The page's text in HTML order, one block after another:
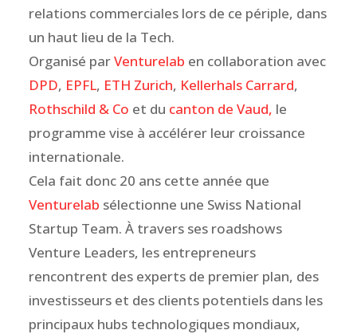
relations commerciales lors de ce périple, dans
un haut lieu de la Tech.
Organisé parVenturelab en collaboration avec
DPD, EPFL, ETH Zurich, Kellerhals Carrard,
Rothschild & Co et du canton de Vaud, le
programme vise à accélérer leur croissance
internationale.
Cela fait donc 20 ans cette année que
Venturelab sélectionne une Swiss National
Startup Team. À travers ses roadshows
Venture Leaders, les entrepreneurs
rencontrent des experts de premier plan, des
investisseurs et des clients potentiels dans les
principaux hubs technologiques mondiaux,